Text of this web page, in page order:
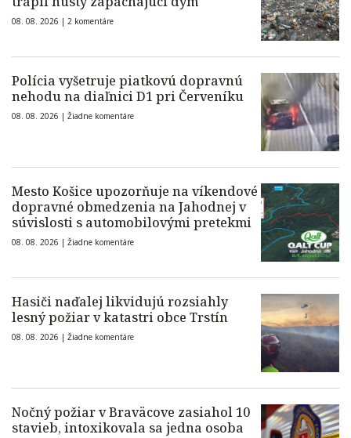
08. 08. 2026 | 2 komentáre
Polícia vyšetruje piatkovú dopravnú
nehodu na diaľnici D1 pri Červeníku
08. 08. 2026 | Žiadne komentáre
Mesto Košice upozorňuje na víkendové
dopravné obmedzenia na Jahodnej v
súvislosti s automobilovými pretekmi
08. 08. 2026 | Žiadne komentáre
Hasiči naďalej likvidujú rozsiahly
lesný požiar v katastri obce Trstín
08. 08. 2026 | Žiadne komentáre
Nočný požiar v Braväcove zasiahol 10
stavieb, intoxikovala sa jedna osoba